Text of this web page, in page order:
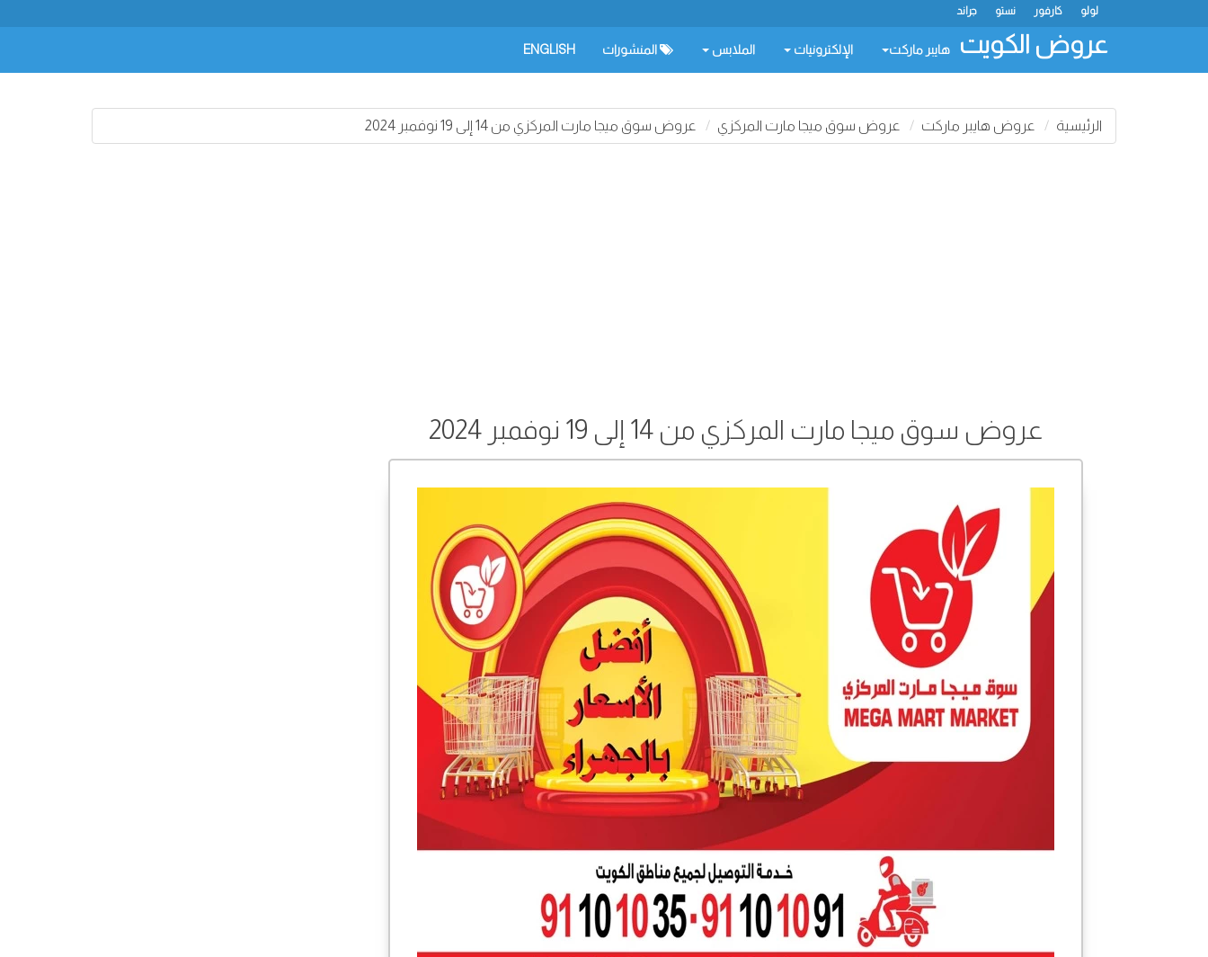
جراند نستو كارفور لولو
عروض الكويت هايبر ماركت الإلكترونيات الملابس المنشورات ENGLISH
الرئيسية عروض هايبر ماركت عروض سوق ميجا مارت المركزي عروض سوق ميجا مارت المركزي من 14 إلى 19 نوفمبر 2024
عروض سوق ميجا مارت المركزي من 14 إلى 19 نوفمبر 2024